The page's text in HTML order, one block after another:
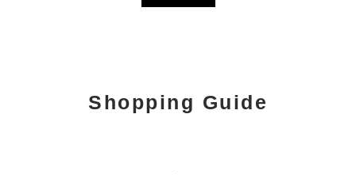
Shopping Guide